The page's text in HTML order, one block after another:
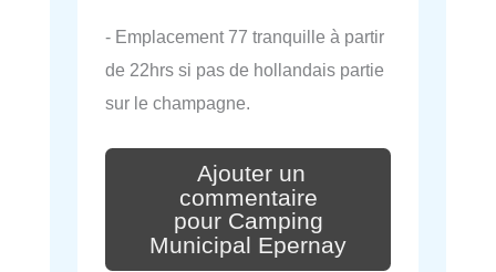
- Emplacement 77 tranquille à partir
de 22hrs si pas de hollandais partie
sur le champagne.
Ajouter un
commentaire
pour Camping
Municipal Epernay